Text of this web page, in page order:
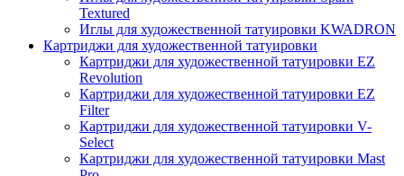
Textured
Иглы для художественной татуировки KWADRON
Картриджи для художественной татуировки
Картриджи для художественной татуировки EZ
Revolution
Картриджи для художественной татуировки EZ
Filter
Картриджи для художественной татуировки V-
Select
Картриджи для художественной татуировки Mast